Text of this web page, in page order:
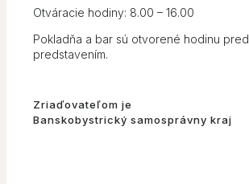
Otváracie hodiny: 8.00 – 16.00
Pokladňa a bar sú otvorené hodinu pred
predstavením.
Zriaďovateľom je
Banskobystrický samosprávny kraj